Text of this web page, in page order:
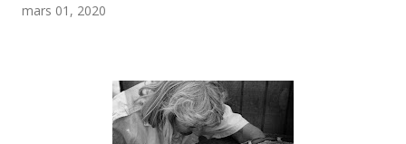
mars 01, 2020